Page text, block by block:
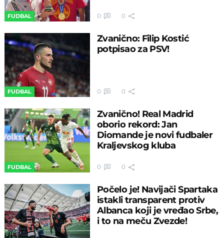
FUDBAL 0 0
FUDBAL
Zvanično: Filip Kostić
potpisao za PSV!
0 0
FUDBAL
Zvanično! Real Madrid
oborio rekord: Jan
Diomande je novi fudbaler
Kraljevskog kluba
0 0
Počelo je! Navijači Spartaka
istakli transparent protiv
Albanca koji je vređao Srbe,
i to na meču Zvezde!